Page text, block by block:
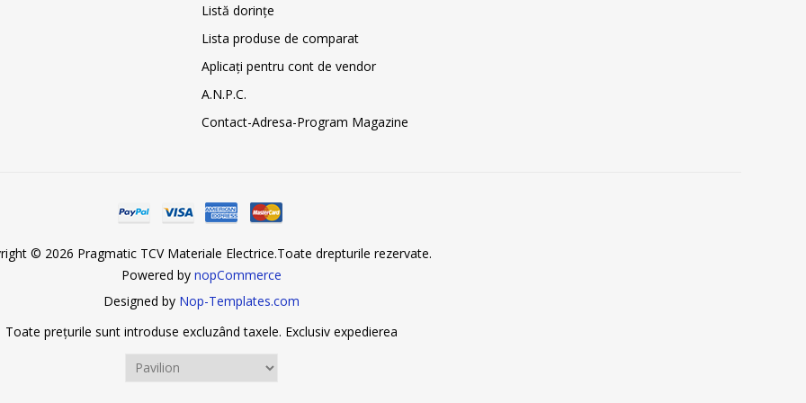
Listă dorințe
Lista produse de comparat
Aplicați pentru cont de vendor
A.N.P.C.
Contact-Adresa-Program Magazine
© 2026 Pragmatic TCV Materiale Electrice.Toate drepturile rezervate.
Powered by nopCommerce
Designed by Nop-Templates.com
Toate prețurile sunt introduse excluzând taxele. Exclusiv expedierea